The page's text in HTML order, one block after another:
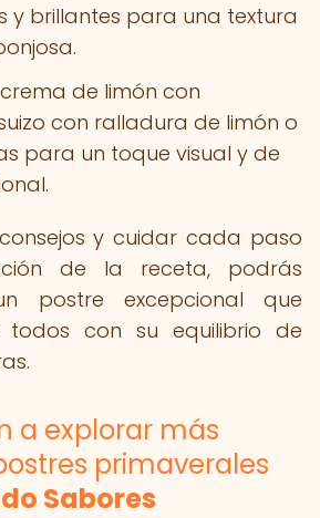
y brillantes para una textura
de limón con
con ralladura de limón o
para un toque visual y de
y cuidar cada paso
de la receta, podrás
postre excepcional que
todos con su equilibrio de
a explorar más
primaverales
Sabores